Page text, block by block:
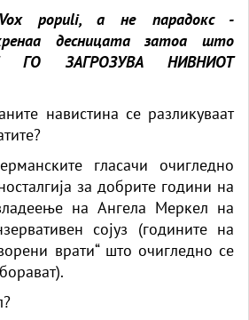
Vox populi, а не парадокс -
десницата затоа што
ГО ЗАГРОЗУВА НИВНИОТ
навистина се разликуваат
гласачи очигледно
за добрите години на
на Ангела Меркел на
сојуз (годините на
врати“ што очигледно се